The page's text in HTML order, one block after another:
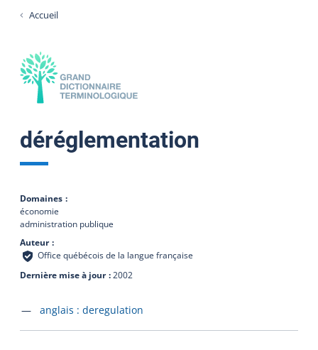
Accueil
déréglementation
Domaines
économie
administration publique
Auteur
Office québécois de la langue française
Dernière mise à jour 2002
Accéder à la fiche en
anglais : deregulation